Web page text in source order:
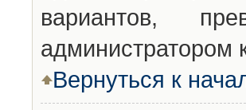
вариантов,
администратором
Вернуться к